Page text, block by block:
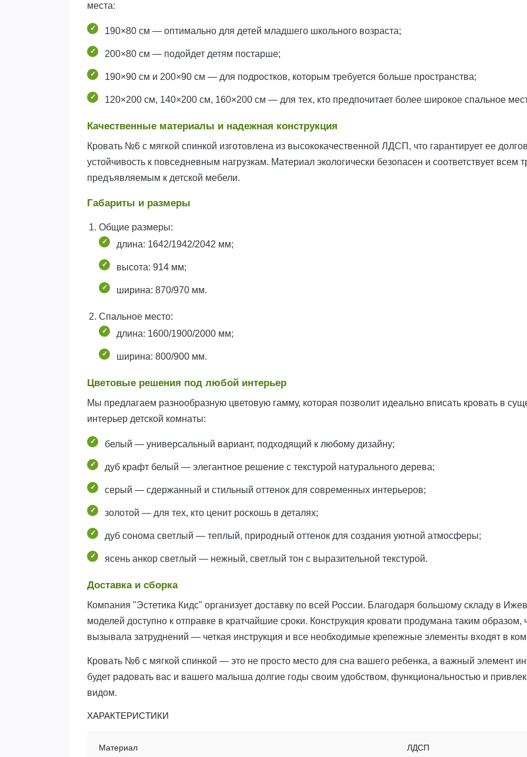
места:
190×80 см — оптимально для детей младшего школьного возраста;
200×80 см — подойдет детям постарше;
190×90 см и 200×90 см — для подростков, которым требуется больше пространства;
120×200 см, 140×200 см, 160×200 см — для тех, кто предпочитает более широкое спальное
Качественные материалы и надежная конструкция
Кровать №6 с мягкой спинкой изготовлена из высококачественной ЛДСП, что гарантирует ее
устойчивость к повседневным нагрузкам. Материал экологически безопасен и соответствует всем
предъявляемым к детской мебели.
Габариты и размеры
Общие размеры:
длина: 1642/1942/2042 мм;
высота: 914 мм;
ширина: 870/970 мм.
Спальное место:
длина: 1600/1900/2000 мм;
ширина: 800/900 мм.
Цветовые решения под любой интерьер
Мы предлагаем разнообразную цветовую гамму, которая позволит идеально вписать кровать в
интерьер детской комнаты:
белый — универсальный вариант, подходящий к любому дизайну;
дуб крафт белый — элегантное решение с текстурой натурального дерева;
серый — сдержанный и стильный оттенок для современных интерьеров;
золотой — для тех, кто ценит роскошь в деталях;
дуб сонома светлый — теплый, природный оттенок для создания уютной атмосферы;
ясень анкор светлый — нежный, светлый тон с выразительной текстурой.
Доставка и сборка
Компания "Эстетика Кидс" организует доставку по всей России. Благодаря большому складу в
моделей доступно к отправке в кратчайшие сроки. Конструкция кровати продумана таким образом,
вызывала затруднений — четкая инструкция и все необходимые крепежные элементы входят в
Кровать №6 с мягкой спинкой — это не просто место для сна вашего ребенка, а важный элемент
будет радовать вас и вашего малыша долгие годы своим удобством, функциональностью и
видом.
ХАРАКТЕРИСТИКИ
Материал ЛДСП